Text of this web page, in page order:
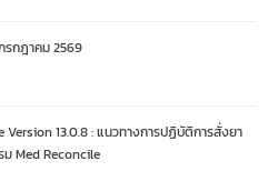
รกฎาคม 2569
13.0.8 : แนวทางการปฏิบัติการสั่งยา
ม Med Reconcile